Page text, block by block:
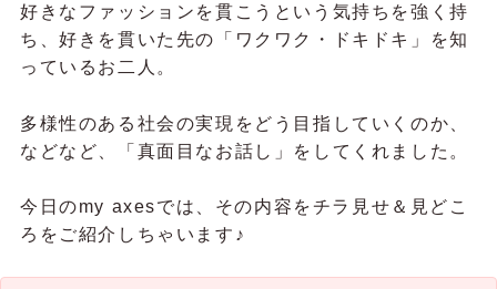
好きなファッションを貫こうという気持ちを強く持
ち、好きを貫いた先の「ワクワク・ドキドキ」を知
っているお二人。
多様性のある社会の実現をどう目指していくのか、
などなど、「真面目なお話し」をしてくれました。
今日のmy axesでは、その内容をチラ見せ＆見どこ
ろをご紹介しちゃいます♪